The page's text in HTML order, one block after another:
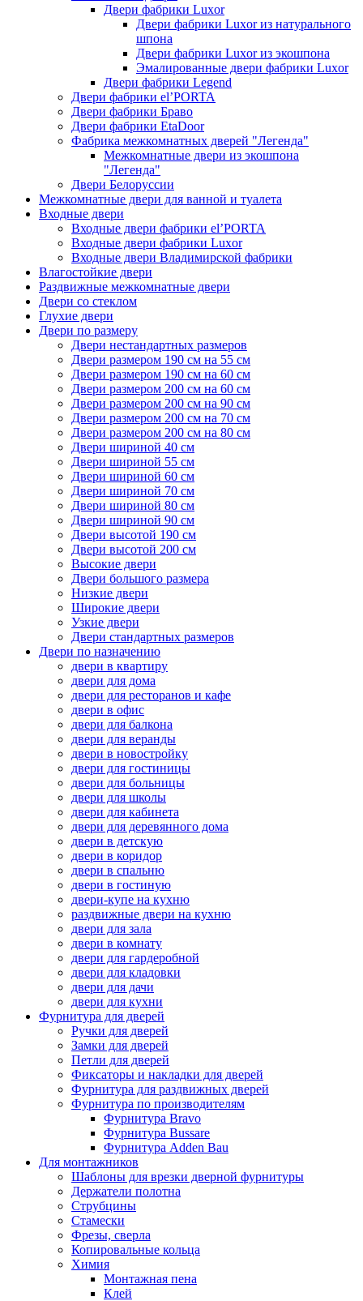
Двери фабрики Luxor
Двери фабрики Luxor из натурального
шпона
Двери фабрики Luxor из экошпона
Эмалированные двери фабрики Luxor
Двери фабрики Legend
Двери фабрики el’PORTA
Двери фабрики Браво
Двери фабрики EtaDoor
Фабрика межкомнатных дверей "Легенда"
Межкомнатные двери из экошпона
"Легенда"
Двери Белоруссии
Межкомнатные двери для ванной и туалета
Входные двери
Входные двери фабрики el’PORTA
Входные двери фабрики Luxor
Входные двери Владимирской фабрики
Влагостойкие двери
Раздвижные межкомнатные двери
Двери со стеклом
Глухие двери
Двери по размеру
Двери нестандартных размеров
Двери размером 190 см на 55 см
Двери размером 190 см на 60 см
Двери размером 200 см на 60 см
Двери размером 200 см на 90 см
Двери размером 200 см на 70 см
Двери размером 200 см на 80 см
Двери шириной 40 см
Двери шириной 55 см
Двери шириной 60 см
Двери шириной 70 см
Двери шириной 80 см
Двери шириной 90 см
Двери высотой 190 см
Двери высотой 200 см
Высокие двери
Двери большого размера
Низкие двери
Широкие двери
Узкие двери
Двери стандартных размеров
Двери по назначению
двери в квартиру
двери для дома
двери для ресторанов и кафе
двери в офис
двери для балкона
двери для веранды
двери в новостройку
двери для гостиницы
двери для больницы
двери для школы
двери для кабинета
двери для деревянного дома
двери в детскую
двери в коридор
двери в спальню
двери в гостиную
двери-купе на кухню
раздвижные двери на кухню
двери для зала
двери в комнату
двери для гардеробной
двери для кладовки
двери для дачи
двери для кухни
Фурнитура для дверей
Ручки для дверей
Замки для дверей
Петли для дверей
Фиксаторы и накладки для дверей
Фурнитура для раздвижных дверей
Фурнитура по производителям
Фурнитура Bravo
Фурнитура Bussare
Фурнитура Adden Bau
Для монтажников
Шаблоны для врезки дверной фурнитуры
Держатели полотна
Струбцины
Стамески
Фрезы, сверла
Копировальные кольца
Химия
Монтажная пена
Клей